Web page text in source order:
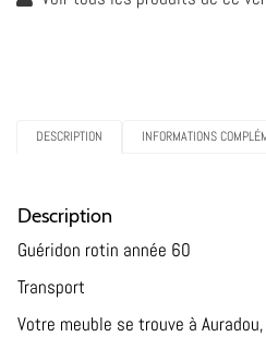
DESCRIPTION INFORMATIONS
Description
Guéridon rotin année 60
Transport
Votre meuble se trouve à